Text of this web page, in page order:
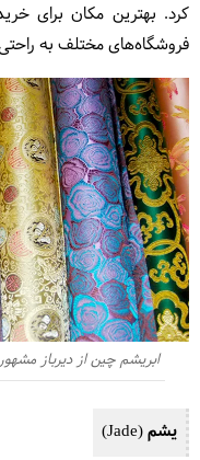
کرد. بهترین مکان برای
فروشگاه‌های مختلف به
ابریشم چین از دیرباز
یشم (Jade)